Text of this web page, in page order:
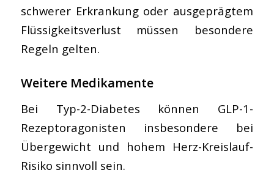
schwerer Erkrankung oder ausgeprägtem
Flüssigkeitsverlust müssen besondere
Regeln gelten.
Weitere Medikamente
Bei Typ-2-Diabetes können GLP-1-
Rezeptoragonisten insbesondere bei
Übergewicht und hohem Herz-Kreislauf-
Risiko sinnvoll sein.